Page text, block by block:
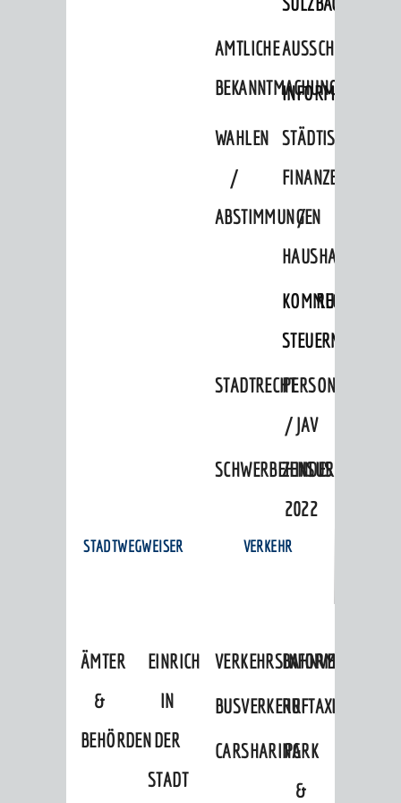
AMTLICHE
BEKANNTMACHUNGEN
WAHLEN
/
ABSTIMMUNGEN
STÄDTISCHE
FINANZEN
/
HAUSHALT
KOMMUNALE
STEUERN
STADTRECHTPERSONALRAT
/ JAV
ZENSUS
2022
STADTWEGWEISER
ÄMTER
&
BEHÖRDEN
EINRICHTUNGEN
IN
DER
STADT
VERKEHR
VERKEHRSINFORMATIONEN
BAHNVERKEHR
BUSVERKEHRRUFTAXI
CARSHARINGPARK
&